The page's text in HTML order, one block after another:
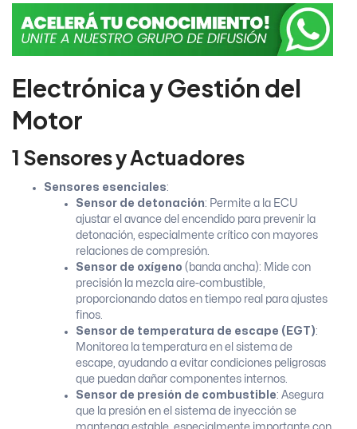
Electrónica y Gestión del
Motor
1 Sensores y Actuadores
Sensores esenciales:
Sensor de detonación: Permite a la ECU
ajustar el avance del encendido para prevenir la
detonación, especialmente crítico con mayores
relaciones de compresión.
Sensor de oxígeno (banda ancha): Mide con
precisión la mezcla aire-combustible,
proporcionando datos en tiempo real para ajustes
finos.
Sensor de temperatura de escape (EGT):
Monitorea la temperatura en el sistema de
escape, ayudando a evitar condiciones peligrosas
que puedan dañar componentes internos.
Sensor de presión de combustible: Asegura
que la presión en el sistema de inyección se
mantenga estable, especialmente importante con